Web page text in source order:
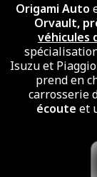
Origami Auto
Orvault,
véhicules
Isuzu et
prend en
carrosserie
écoute et